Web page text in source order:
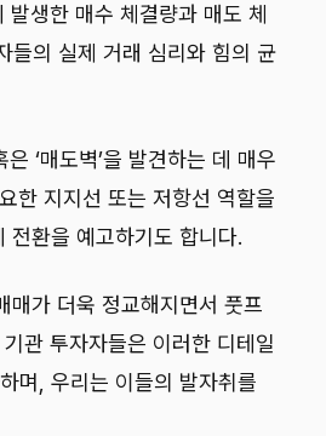
생한 매수 체결량과 매도 체
들의 실제 거래 심리와 힘의 균
‘매도벽’을 발견하는 데 매우
한 지지선 또는 저항선 역할을
전환을 예고하기도 합니다.
가 더욱 정교해지면서 풋프
관 투자자들은 이러한 디테일
며, 우리는 이들의 발자취를